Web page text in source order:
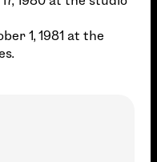
1, 1981 at the